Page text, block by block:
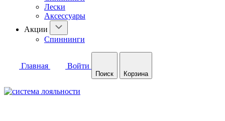
Лески
Аксессуары
Акции
Спиннинги
Главная Войти
Поиск Корзина